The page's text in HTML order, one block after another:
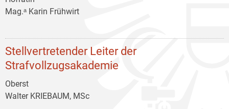
Mag.ᵃ Karin Frühwirt
Stellvertretender Leiter der
Strafvollzugsakademie
Oberst
Walter KRIEBAUM, MSc